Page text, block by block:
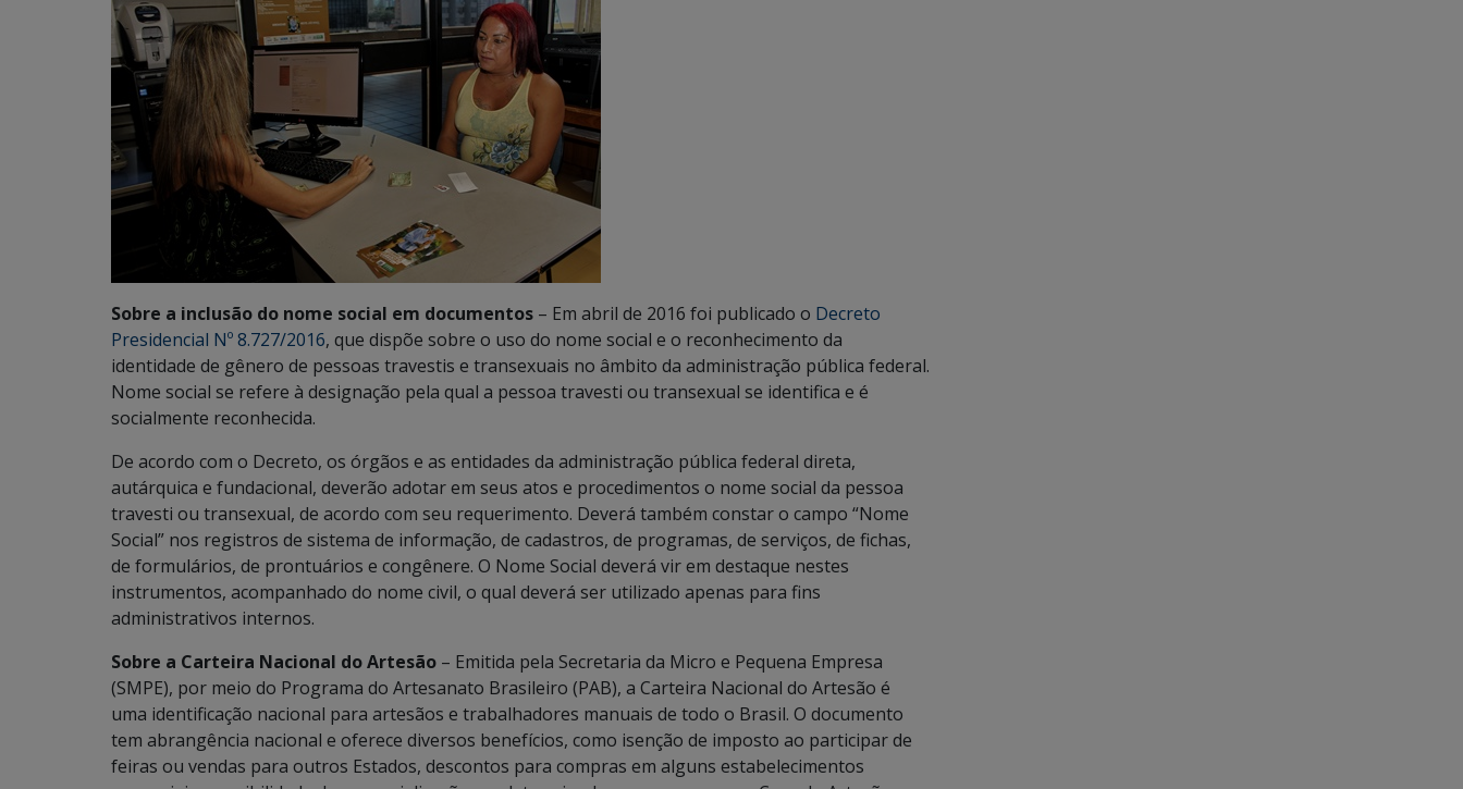
Sobre a inclusão do nome social em documentos – Em abril de 2016 foi publicado o Decreto
Presidencial Nº 8.727/2016, que dispõe sobre o uso do nome social e o reconhecimento da
identidade de gênero de pessoas travestis e transexuais no âmbito da administração pública federal.
Nome social se refere à designação pela qual a pessoa travesti ou transexual se identifica e é
socialmente reconhecida.
De acordo com o Decreto, os órgãos e as entidades da administração pública federal direta,
autárquica e fundacional, deverão adotar em seus atos e procedimentos o nome social da pessoa
travesti ou transexual, de acordo com seu requerimento. Deverá também constar o campo “Nome
Social” nos registros de sistema de informação, de cadastros, de programas, de serviços, de fichas,
de formulários, de prontuários e congênere. O Nome Social deverá vir em destaque nestes
instrumentos, acompanhado do nome civil, o qual deverá ser utilizado apenas para fins
administrativos internos.
Sobre a Carteira Nacional do Artesão – Emitida pela Secretaria da Micro e Pequena Empresa
(SMPE), por meio do Programa do Artesanato Brasileiro (PAB), a Carteira Nacional do Artesão é
uma identificação nacional para artesãos e trabalhadores manuais de todo o Brasil. O documento
tem abrangência nacional e oferece diversos benefícios, como isenção de imposto ao participar de
feiras ou vendas para outros Estados, descontos para compras em alguns estabelecimentos